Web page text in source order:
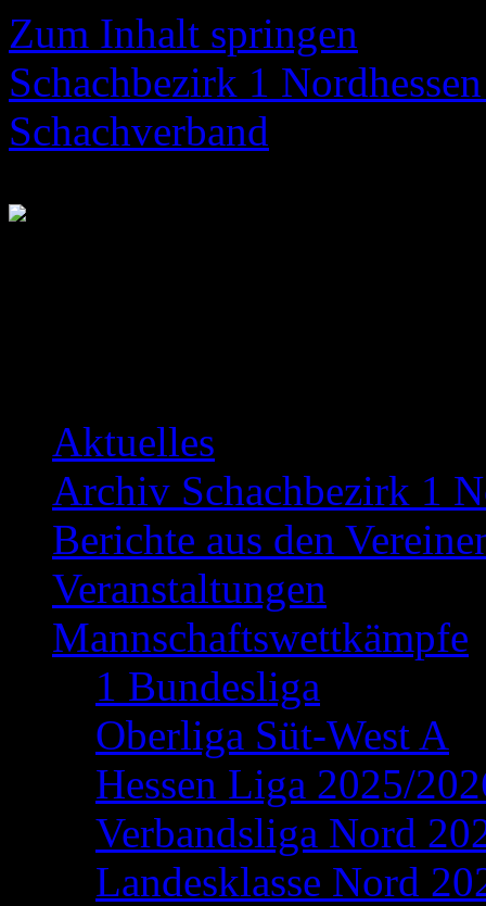
Zum Inhalt springen
Schachbezirk 1
Schachverband
Aktuelles
Archiv Schachbezirk 1
Berichte aus den
Veranstaltungen
Mannschaftswettkämpfe
1 Bundesliga
Oberliga Süt-West A
Hessen Liga 2025/
Verbandsliga Nord
Landesklasse Nord